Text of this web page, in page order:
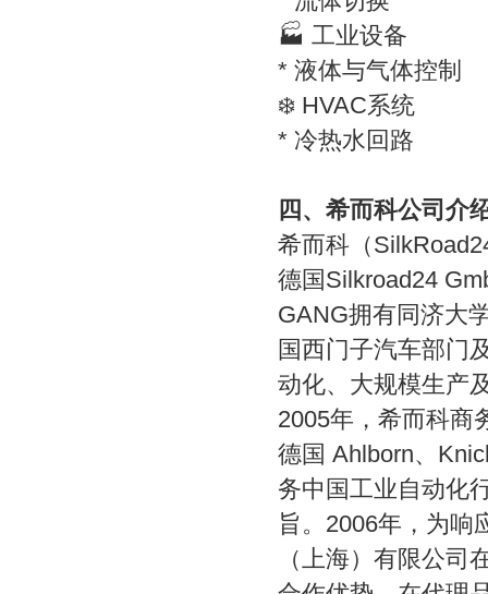
🏭 工业设备
* 液体与气体控制
❄️ HVAC系统
* 冷热水回路
四、希而科公司介
希而科（
德国 Silkroad24
GANG拥有同济大
国西门子汽车部门
动化、大规模生产
2005年，希而科商
德国 Ahlborn、
务中国工业自动化
旨。 2006年，为响
（上海）有限公